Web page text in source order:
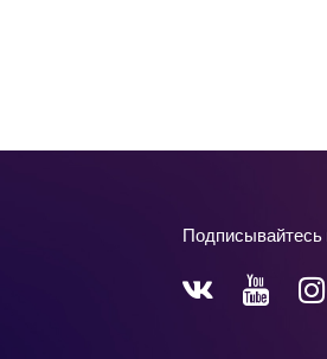
Подписывайтесь
VKontakte YouTube